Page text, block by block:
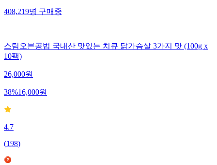
408,219명구매중
스팀오븐공법 국내산 맛있는 치큐 닭가슴살 3가지 맛 (100g x
10팩)
26,000원
38%16,000원
4.7
(198)